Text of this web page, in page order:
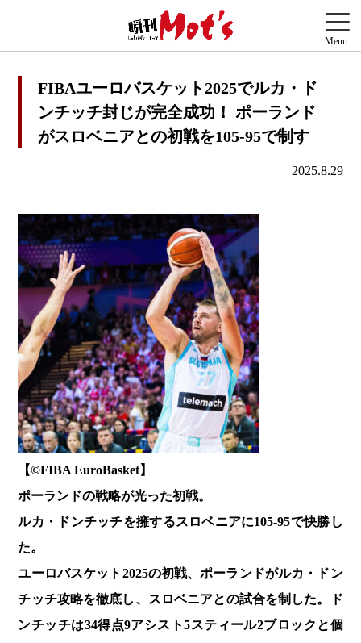
FIBAユーロバスケット2025でルカ・ド
ンチッチ封じが完全成功！ ポーランド
がスロベニアとの初戦を105-95で制す
2025.8.29
【©️FIBA EuroBasket】
ポーランドの戦略が光った初戦。
ルカ・ドンチッチを擁するスロベニアに105-95で快勝し
た。
ユーロバスケット2025の初戦、ポーランドがルカ・ドン
チッチ攻略を徹底し、スロベニアとの試合を制した。ド
ンチッチは34得点9アシスト5スティール2ブロックと個